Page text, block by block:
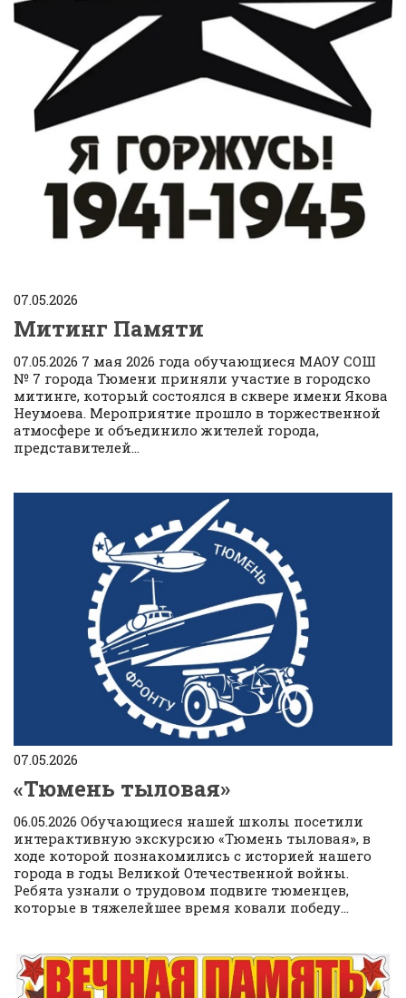
07.05.2026
Митинг Памяти
07.05.2026 7 мая 2026 года обучающиеся МАОУ СОШ
№ 7 города Тюмени приняли участие в городско
митинге, который состоялся в сквере имени Якова
Неумоева. Мероприятие прошло в торжественной
атмосфере и объединило жителей города,
представителей...
07.05.2026
«Тюмень тыловая»
06.05.2026 Обучающиеся нашей школы посетили
интерактивную экскурсию «Тюмень тыловая», в
ходе которой познакомились с историей нашего
города в годы Великой Отечественной войны.
Ребята узнали о трудовом подвиге тюменцев,
которые в тяжелейшее время ковали победу...